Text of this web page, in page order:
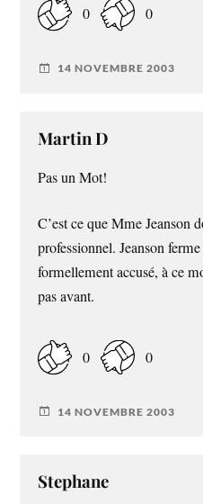
0 0
14 NOVEMBRE 2003
Martin D
Pas un Mot!
C’est ce que Mme Jeanson
professionnel. Jeanson
formellement accusé, à ce
pas avant.
0 0
14 NOVEMBRE 2003
Stephane